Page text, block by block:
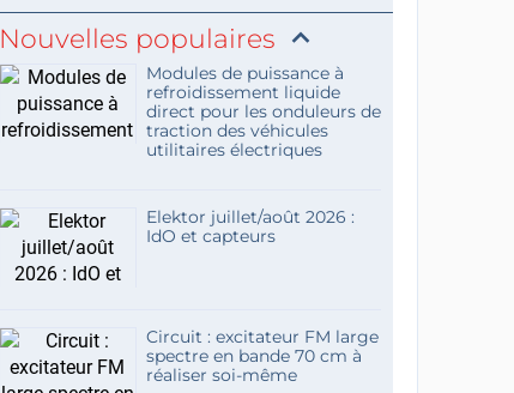
Nouvelles populaires
Modules de puissance à
refroidissement liquide
direct pour les onduleurs de
traction des véhicules
utilitaires électriques
Elektor juillet/août 2026 :
IdO et capteurs
Circuit : excitateur FM large
spectre en bande 70 cm à
réaliser soi-même